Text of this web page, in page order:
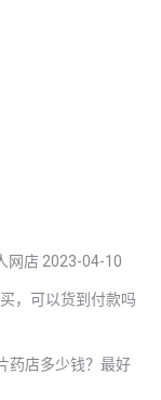
网店 2023-04-10
，可以货到付款吗
药店多少钱？最好